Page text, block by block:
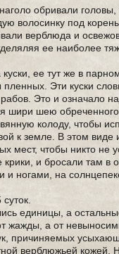
обривали
волосинку под корень.
верблюда и
ее наиболее
ее тут же в
Эти куски
Это и означало
шири шею обреченного
колоду, чтобы
к земле. В этом виде
мест, чтобы никто не
и бросали там в
и ногами, на
единицы, а
жажды, а от
причиняемых
верблюжьей кожей.